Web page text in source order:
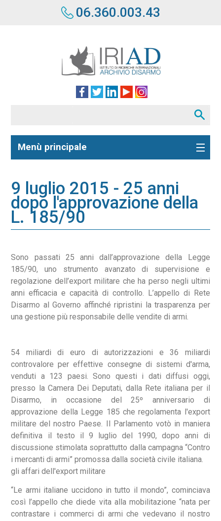
06.360.003.43
Menù principale
9 luglio 2015 - 25 anni
dopo l'approvazione della
L. 185/90
Sono passati 25 anni dall’approvazione della Legge
185/90, uno strumento avanzato di supervisione e
regolazione dell’export militare che ha perso negli ultimi
anni efficacia e capacità di controllo. L’appello di Rete
Disarmo al Governo affinché ripristini la trasparenza per
una gestione più responsabile delle vendite di armi.
54 miliardi di euro di autorizzazioni e 36 miliardi
controvalore per effettive consegne di sistemi d'arma,
venduti a 123 paesi. Sono questi i dati diffusi oggi,
presso la Camera Dei Deputati, dalla Rete italiana per il
Disarmo, in occasione del 25º anniversario di
approvazione della Legge 185 che regolamenta l'export
militare del nostro Paese. Il Parlamento votò in maniera
definitiva il testo il 9 luglio del 1990, dopo anni di
discussione stimolata soprattutto dalla campagna “Contro
i mercanti di armi” promossa dalla società civile italiana.
gli affari dell'export militare
“Le armi italiane uccidono in tutto il mondo”, cominciava
così l’appello che diede vita alla mobilitazione “nata per
contrastare i commerci di armi che vedevano il nostro